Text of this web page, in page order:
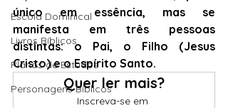
Escola Dominical
Livros Bíblicos
Planos de Estudos
Personagens Bíblicos
único em essência, mas se
manifesta em três pessoas
distintas: o Pai, o Filho (Jesus
Cristo) e o Espírito Santo.
Quer ler mais?
Inscreva-se em